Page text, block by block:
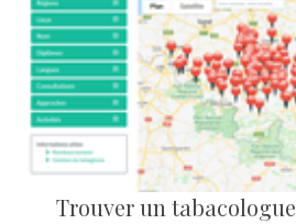
Trouver un tabacologue